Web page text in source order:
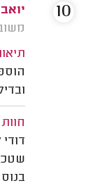
משוב: 29/07/
10